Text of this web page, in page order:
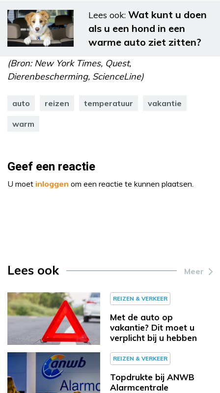
Lees ook: Wat kunt u doen
als u een hond in een
warme auto ziet zitten?
(Bron: New York Times, Quest,
Dierenbescherming, ScienceLine)
auto reizen temperatuur vakantie
warm
Geef een reactie
U moet inloggen om een reactie te kunnen plaatsen.
Lees ook Meer
REIZEN & VERKEER
Met de auto op
vakantie? Dit moet u
verplicht bij u hebben
REIZEN & VERKEER
Topdrukte bij ANWB
Alarmcentrale